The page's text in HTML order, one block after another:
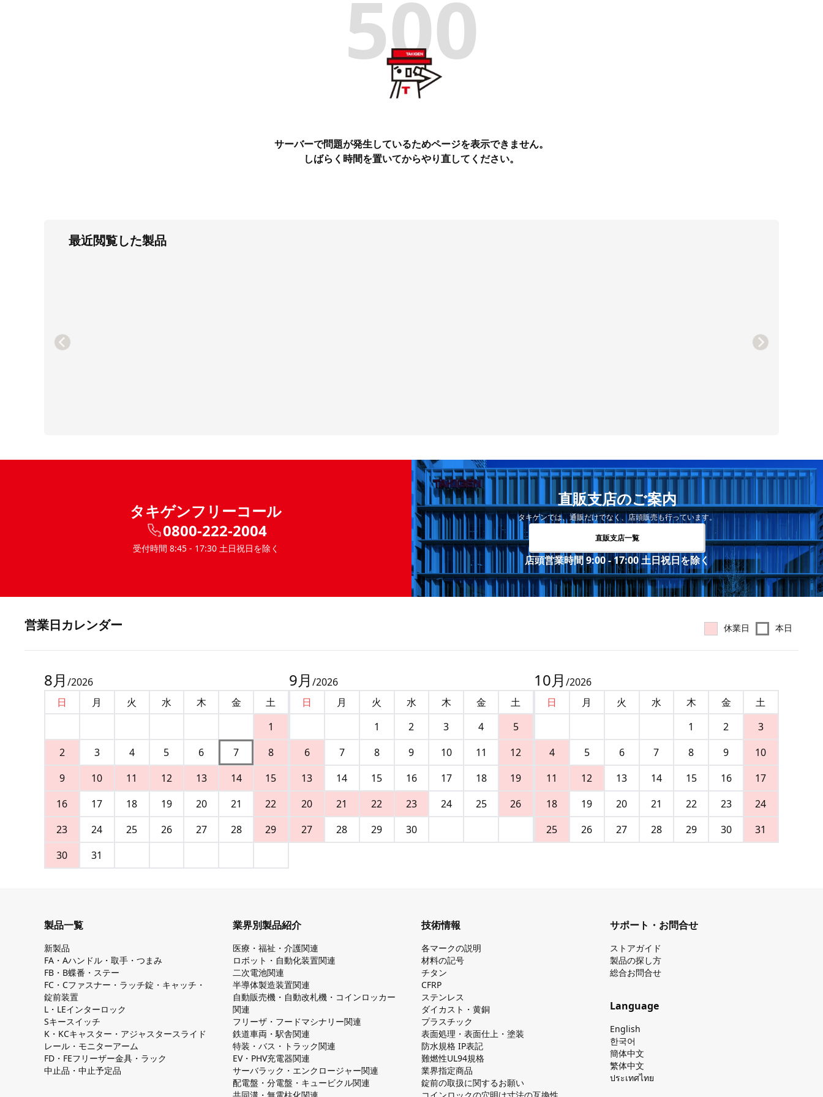
500
サーバーで問題が発生しているためページを表示できません。
しばらく時間を置いてからやり直してください。
最近閲覧した製品
タキゲンフリーコール
0800-222-2004
受付時間 8:45 - 17:30 土日祝日を除く
直販支店のご案内
タキゲンでは、通販だけでなく、店頭販売も行っています。
直販支店一覧
店頭営業時間 9:00 - 17:00 土日祝日を除く
営業⽇カレンダー 休業日 本日
8月 /2026
日
月 火 水 木 金
土
1
2
3 4 5 6 7
8
9
10 11 12 13 14
15
16
17 18 19 20 21
22
23
24 25 26 27 28
29
30
31
9月 /2026
日
月 火 水 木 金
土
1
2 3 4
5
6
7 8 9 10 11
12
13
14 15 16 17 18
19
20
21 22 23 24 25
26
27
28 29 30
10月 /2026
日
月 火 水 木 金
土
1
2
3
4
5 6 7 8 9
10
11
12 13 14 15 16
17
18
19 20 21 22 23
24
25
26 27 28 29 30 31
製品一覧
新製品
FA・Aハンドル・取手・つまみ
FB・B蝶番・ステー
FC・Cファスナー・ラッチ錠・キャッチ・
錠前装置
L・LEインターロック
Sキースイッチ
K・KCキャスター・アジャスタースライド
レール・モニターアーム
FD・FEフリーザー金具・ラック
中止品・中止予定品
業界別製品紹介
医療・福祉・介護関連
ロボット・自動化装置関連
二次電池関連
半導体製造装置関連
自動販売機・自動改札機・コインロッカー
関連
フリーザ・フードマシナリー関連
鉄道車両・駅舎関連
特装・バス・トラック関連
EV・PHV充電器関連
サーバラック・エンクロージャー関連
配電盤・分電盤・キュービクル関連
技術情報
各マークの説明
材料の記号
チタン
CFRP
ステンレス
ダイカスト・⻩銅
プラスチック
表面処理・表面仕上・塗装
防⽔規格 IP表記
難燃性UL94規格
業界指定商品
錠前の取扱に関するお願い
サポート・お問合せ
ストアガイド
製品の探し⽅
総合お問合せ
Language
English
한국어
簡体中文
繁体中文
ประเทศไทย